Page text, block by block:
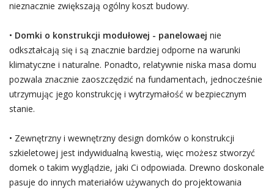
nieznacznie zwiększają ogólny koszt budowy.
• Domki o konstrukcji modułowej - panelowaej nie
odkształcają się i są znacznie bardziej odporne na warunki
klimatyczne i naturalne. Ponadto, relatywnie niska masa domu
pozwala znacznie zaoszczędzić na fundamentach, jednocześnie
utrzymując jego konstrukcję i wytrzymałość w bezpiecznym
stanie.
• Zewnętrzny i wewnętrzny design domków o konstrukcji
szkieletowej jest indywidualną kwestią, więc możesz stworzyć
domek o takim wyglądzie, jaki Ci odpowiada. Drewno doskonale
pasuje do innych materiałów używanych do projektowania